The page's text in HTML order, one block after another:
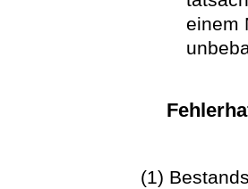
einem
(1)